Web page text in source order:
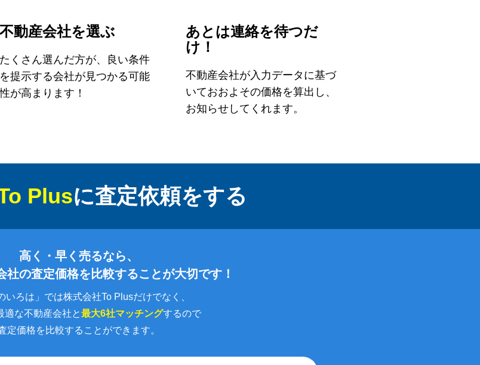
不動産会社を選ぶ
たくさん選んだ方が、良い条件
を提示する会社が見つかる可能
が高まります！
あとは連絡を待つだ
け！
不動産会社が入力データに基づ
いておおよその価格を算出し、
お知らせしてくれます。
Plusに査定依頼をする
高く・早く売るなら、
社の査定価格を比較することが大切です！
いろは」では株式会社To Plusだけでなく、
適な不動産会社と最大6社マッチングするので
定価格を比較することができます。